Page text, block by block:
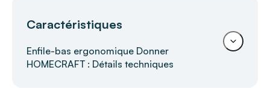
PERFORMANCE HEALTH – Aide
contention
Caractéristiques
Enfile-bas ergonomique Donner
HOMECRAFT : Détails techniques